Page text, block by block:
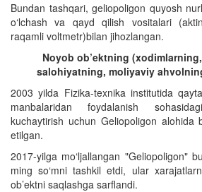
Bundan tashqari, geliopoligon quyosh
o‘lchash va qayd qilish vositalari
raqamli voltmetr)bilan jihozlangan.
Noyob ob’ektning
salohiyatning, moliyaviy
2003 yilda Fizika-texnika institutida
manbalaridan foydalanish
kuchaytirish uchun Geliopoligon alohida
etilgan.
2017-yilga mo‘ljallangan "Geliopoligon"
ming so‘mni tashkil etdi, ular
ob’ektni saqlashga sarflandi.